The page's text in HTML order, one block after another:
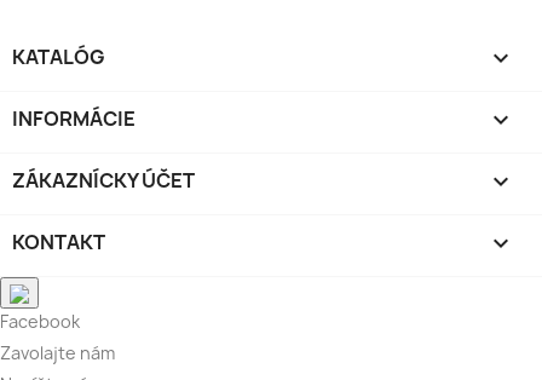
KATALÓG 
INFORMÁCIE 
ZÁKAZNÍCKY ÚČET 
KONTAKT 
Facebook
Zavolajte nám